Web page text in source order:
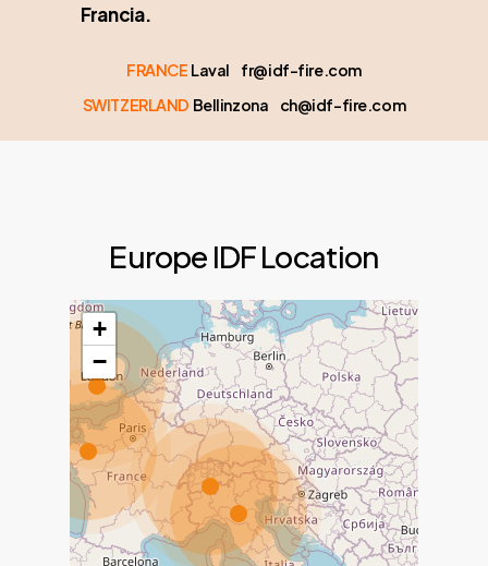
Francia.
FRANCE Laval fr@idf-fire.com
SWITZERLAND Bellinzona ch@idf-fire.com
Europe IDF Location
+
−